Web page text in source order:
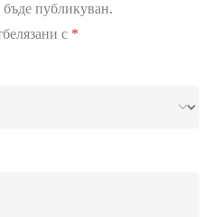
публикуван.
с *